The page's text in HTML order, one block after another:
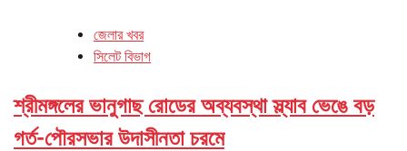
জেলার খবর
সিলেট বিভাগ
শ্রীমঙ্গলের ভানুগাছ রোডের অব্যবস্থা স্ল্যাব ভেঙে বড়
গর্ত-পৌরসভার উদাসীনতা চরমে